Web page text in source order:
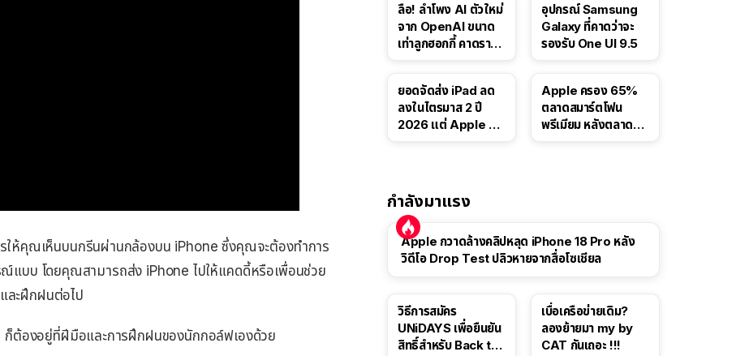
รให้คุณเห็นบนกรีนผ่านกล้องบน iPhone ซึ่งคุณจะต้องทำการ
ณ์แบบ โดยคุณสามารถส่ง iPhone ไปให้แคดดี้หรือเพื่อนช่วย
ละฝึกฝนต่อไป
ต้องอยู่ที่ฝีมือและการฝึกฝนของนักกอล์ฟเองด้วย
ลือ! ลำโพง AI ตัวใหม่
จาก OpenAI ขนาด
เท่าลูกฮอกกี้ คาดราคา
อุปกรณ์ Samsung
Galaxy ที่คาดว่าจะ
รองรับ One UI 9.5
ยอดจัดส่ง iPad ลด
ลงในไตรมาส 2 ปี
2026 แต่ Apple ยัง
Apple ครอง 65%
ตลาดสมาร์ตโฟน
พรีเมียม หลังตลาดทำ
กำลังมาแรง
Apple กวาดล้างคลิปหลุด iPhone 18 Pro หลัง
วิดีโอ Drop Test ปลิวหายจากสื่อโซเชียล
วิธีการสมัคร
UNiDAYS เพื่อยืนยัน
สิทธิ์สำหรับ Back to
เบื่อเครือข่ายเดิม?
ลองย้ายมา my by
CAT กันเถอะ !!!